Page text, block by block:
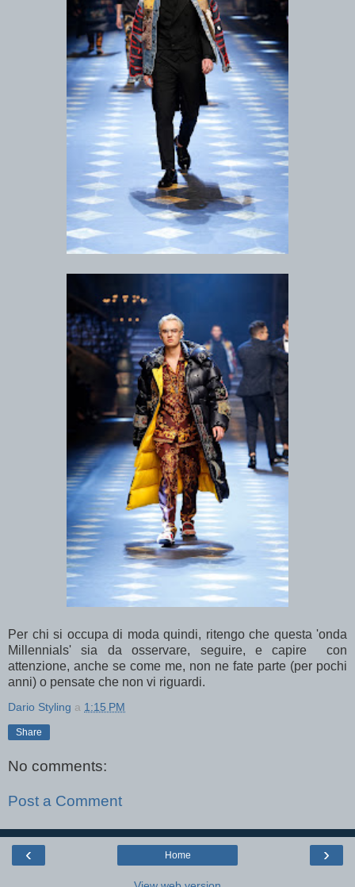
Per chi si occupa di moda quindi, ritengo che questa 'onda
Millennials' sia da osservare, seguire, e capire con
attenzione, anche se come me, non ne fate parte (per pochi
anni) o pensate che non vi riguardi.
Dario Styling a 1:15 PM
Share
No comments:
Post a Comment
‹ ›
Home